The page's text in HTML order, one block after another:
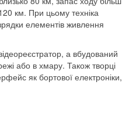
км. При цьому техніка
елементів живлення
а вбудований
або в хмару. Також творці
як бортової електроніки,